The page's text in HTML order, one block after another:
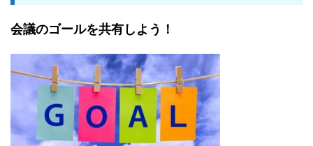
会議のゴールを共有しよう！